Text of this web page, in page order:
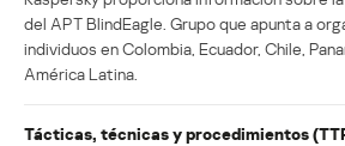
del APT BlindEagle. Grupo que apunta a
individuos en Colombia, Ecuador, Chile,
América Latina.
Tácticas, técnicas y procedimientos